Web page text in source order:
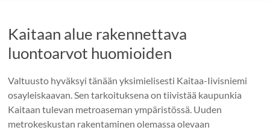
Kaitaan alue rakennettava
luontoarvot huomioiden
Valtuusto hyväksyi tänään yksimielisesti Kaitaa-Iivisniemi
osayleiskaavan. Sen tarkoituksena on tiivistää kaupunkia
Kaitaan tulevan metroaseman ympäristössä. Uuden
metrokeskustan rakentaminen olemassa olevaan